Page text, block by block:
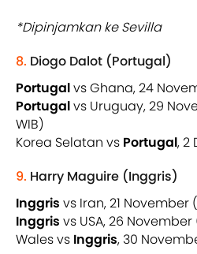
*Dipinjamkan ke Sevilla
8. Diogo Dalot (Portugal)
Portugalvs Ghana, 24
Portugalvs Uruguay, 29
WIB)
Korea Selatan vs Portugal, 2
9. Harry Maguire (Inggris)
Inggris vs Iran, 21 November
Inggris vs USA, 26
Wales vs Inggris, 30